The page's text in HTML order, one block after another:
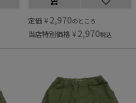
定価 ¥ 2,970のところ
当店特別価格 ¥ 2,970税込